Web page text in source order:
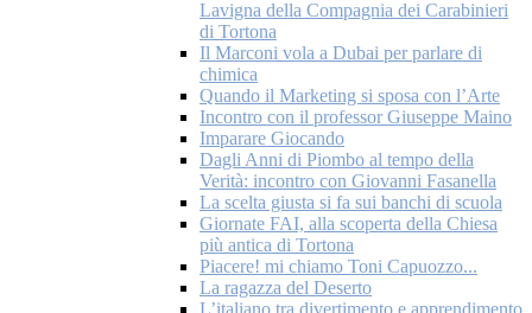
Lavigna della Compagnia dei Carabinieri
di Tortona
Il Marconi vola a Dubai per parlare di
chimica
Quando il Marketing si sposa con l’Arte
Incontro con il professor Giuseppe Maino
Imparare Giocando
Dagli Anni di Piombo al tempo della
Verità: incontro con Giovanni Fasanella
La scelta giusta si fa sui banchi di scuola
Giornate FAI, alla scoperta della Chiesa
più antica di Tortona
Piacere! mi chiamo Toni Capuozzo...
La ragazza del Deserto